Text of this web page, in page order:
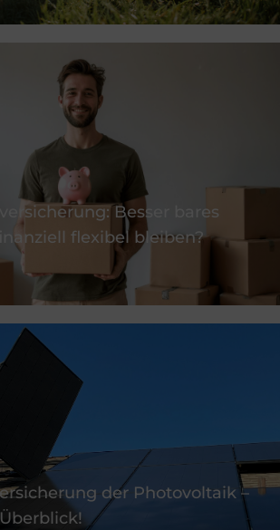
Besser bares
flexibel bleiben?
der Photovoltaik –